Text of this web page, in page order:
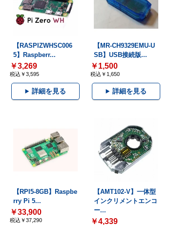
【RASPIZWHSC006
5】Raspberr...
￥3,269
税込￥3,595
詳細を見る
【MR-CH9329EMU-U
SB】USB接続版...
￥1,500
税込￥1,650
詳細を見る
【RPI5-8GB】Raspbe
rry Pi 5...
￥33,900
税込￥37,290
【AMT102-V】一体型
インクリメントエンコ
ー...
￥4,339